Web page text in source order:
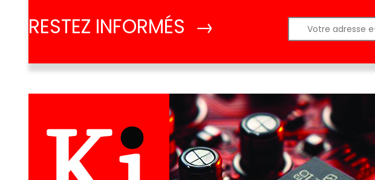
RESTEZ INFORMÉS →